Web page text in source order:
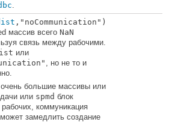
.
,"noCommunication")
массив всего NaN
связь между рабочими.
или
, но не то и
очень большие массивы или
или spmd блок
коммуникация
замедлить создание